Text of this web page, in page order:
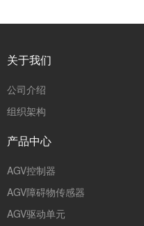
关于我们
公司介绍
组织架构
产品中心
AGV控制器
AGV障碍物传感器
AGV驱动单元